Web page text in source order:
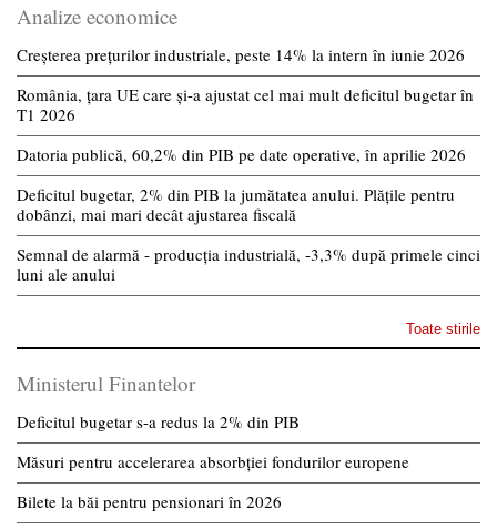
Analize economice
Creșterea prețurilor industriale, peste 14% la intern în iunie 2026
România, țara UE care și-a ajustat cel mai mult deficitul bugetar în
T1 2026
Datoria publică, 60,2% din PIB pe date operative, în aprilie 2026
Deficitul bugetar, 2% din PIB la jumătatea anului. Plățile pentru
dobânzi, mai mari decât ajustarea fiscală
Semnal de alarmă - producția industrială, -3,3% după primele cinci
luni ale anului
Toate stirile
Ministerul Finantelor
Deficitul bugetar s-a redus la 2% din PIB
Măsuri pentru accelerarea absorbției fondurilor europene
Bilete la băi pentru pensionari în 2026